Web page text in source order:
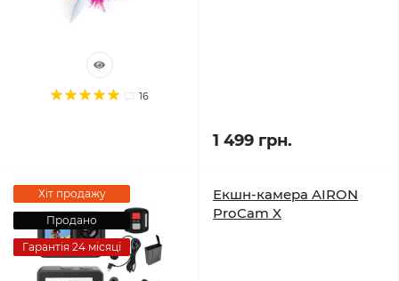
16
1 499 грн.
Хіт продажу
Продано
Гарантія 24 місяці
Екшн-камера AIRON
ProCam X